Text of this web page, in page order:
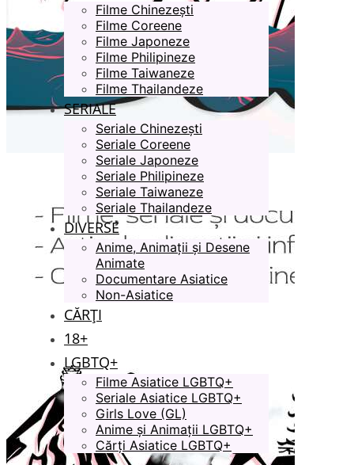
Filme Chinezești
Filme Coreene
Filme Japoneze
Filme Philipineze
Filme Taiwaneze
Filme Thailandeze
SERIALE
Seriale Chinezești
Seriale Coreene
Seriale Japoneze
Seriale Philipineze
Seriale Taiwaneze
Seriale Thailandeze
DIVERSE
Anime, Animații și Desene
Animate
Documentare Asiatice
Non-Asiatice
CĂRȚI
18+
LGBTQ+
Filme Asiatice LGBTQ+
Seriale Asiatice LGBTQ+
Girls Love (GL)
Anime și Animații LGBTQ+
Cărți Asiatice LGBTQ+